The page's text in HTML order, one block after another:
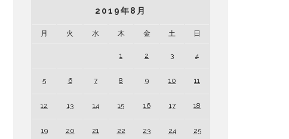
2019年8月
月 火 水 木 金 土 日
1 2 3 4
5 6 7 8 9 10 11
12 13 14 15 16 17 18
19 20 21 22 23 24 25